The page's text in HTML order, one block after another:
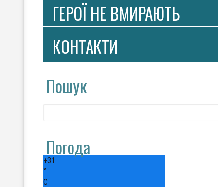
ГЕРОЇ НЕ ВМИРАЮТЬ
КОНТАКТИ
Пошук
Погода
+31
°
C